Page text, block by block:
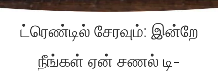
ட்ரெண்டில் சேரவும்: இன்றே
நீங்கள் ஏன் சணல் டி-